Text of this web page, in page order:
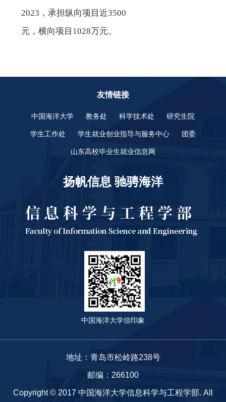
2023 ，承担纵向项目近3500
元，横向项目 1028万元。
友情链接
中国海洋大学 教务处 科学技术处 研究生院
学生工作处 学生就业创业指导与服务中心 团委
山东高校毕业生就业信息网
扬帆信息 驰骋海洋
中国海洋大学信印象
地址：青岛市松岭路238号
邮编：266100
Copyright © 2017 中国海洋大学信息科学与工程学部. All